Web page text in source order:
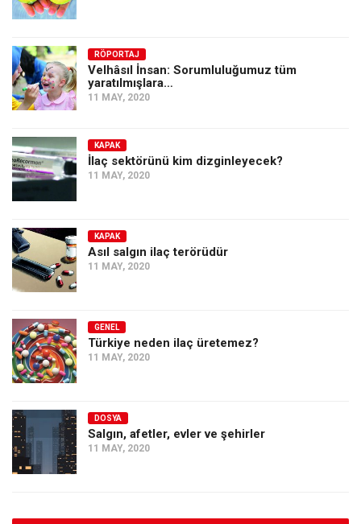
Amerika
Avustralya
Tarih
Düşünce
Dosyalar
RÖPORTAJ
Velhâsıl İnsan: Sorumluluğumuz tüm
yaratılmışlara…
11 MAY, 2020
KAPAK
İlaç sektörünü kim dizginleyecek?
11 MAY, 2020
KAPAK
Asıl salgın ilaç terörüdür
11 MAY, 2020
GENEL
Türkiye neden ilaç üretemez?
11 MAY, 2020
DOSYA
Salgın, afetler, evler ve şehirler
11 MAY, 2020